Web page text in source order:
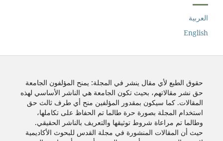
العربية
English
حقوق الطبع لأي مقال ينشر في المجلة: يمنح المؤلفون الجامعة
حق نشر مقالاتهم، بحيث تكون الجامعة هي الناشر الأساسي لهذه
المقالات. كما سيكون بمقدور المؤلفين منح أي طرف ثالث حق
استخدام المجلة بصورة حرة طالما تم الحفاظ على تكاملها،
وطالما تم مراعاة شروط توثيقها والتعريف بالناشر الحقيقي.
حيث أن المقالات المنشورة في مجلة القدس للبحوث الأكاديمية